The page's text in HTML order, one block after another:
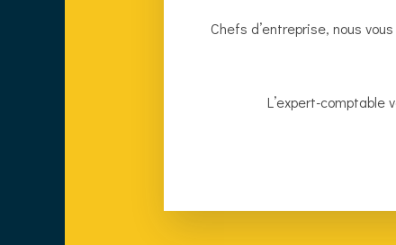
Chefs d’entreprise, nous
L’expert-comptable